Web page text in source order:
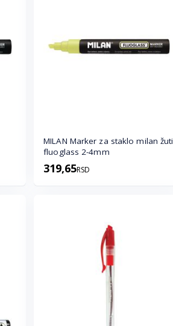
MILAN Marker za staklo milan žuti
fluoglass 2-4mm
319,65RSD